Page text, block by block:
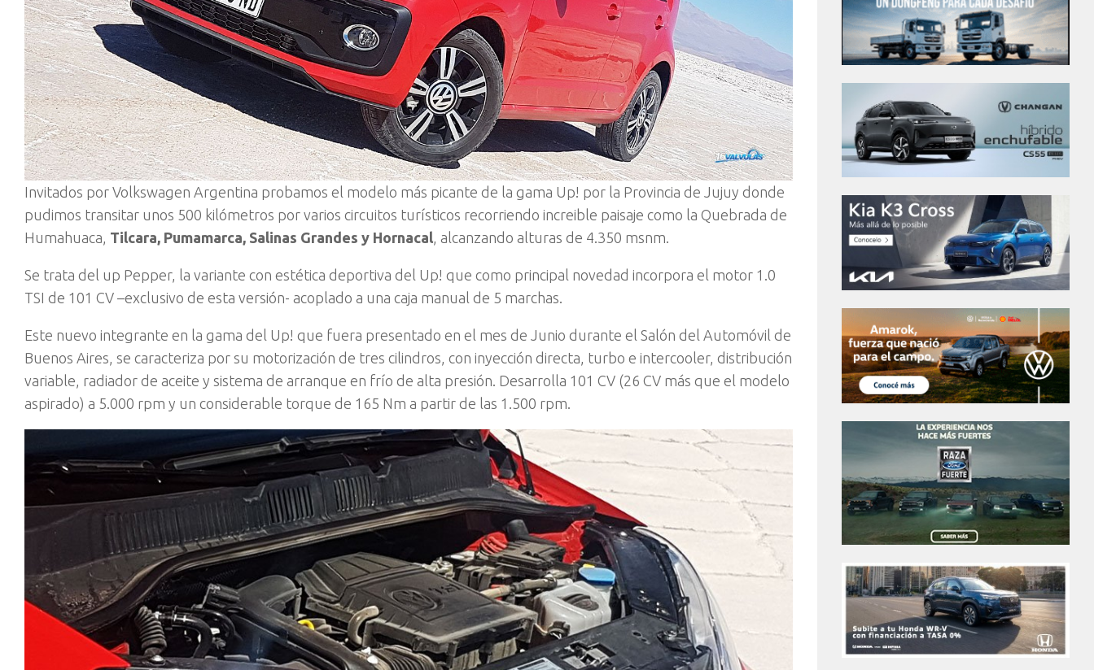
Invitados por Volkswagen Argentina probamos el modelo más picante de la gama Up! por la Provincia de Jujuy donde
pudimos transitar unos 500 kilómetros por varios circuitos turísticos recorriendo increible paisaje como la Quebrada de
Humahuaca Tilcara, Pumamarca, Salinas Grandes y Hornacal , alcanzando alturas de 4.350 msnm.
Se trata del up Pepper, la variante con estética deportiva del Up! que como principal novedad incorpora el motor 1.0
TSI de 101 CV –exclusivo de esta versión- acoplado a una caja manual de 5 marchas.
Este nuevo integrante en la gama del Up! que fuera presentado en el mes de Junio durante el Salón del Automóvil de
Buenos Aires, se caracteriza por su motorización de tres cilindros, con inyección directa, turbo e intercooler, distribución
variable, radiador de aceite y sistema de arranque en frío de alta presión. Desarrolla 101 CV (26 CV más que el modelo
aspirado) a 5.000 rpm y un considerable torque de 165 Nm a partir de las 1.500 rpm.